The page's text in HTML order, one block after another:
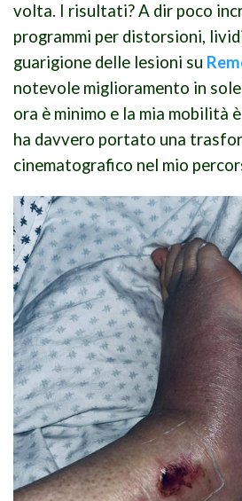
volta. I risultati? A dir poco
programmi per distorsioni,
guarigione delle lesioni su
notevole miglioramento in
ora è minimo e la mia mobilità
ha davvero portato una
cinematografico nel mio